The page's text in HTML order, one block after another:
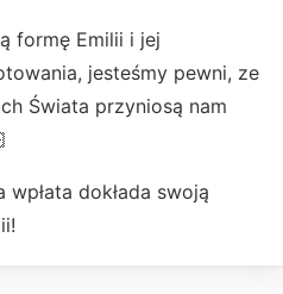
formę Emilii i jej
jesteśmy pewni, ze
Świata przyniosą nam
wpłata dokłada swoją